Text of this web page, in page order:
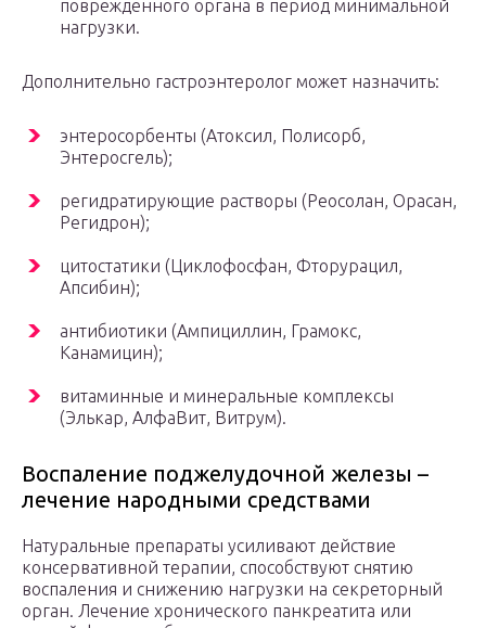
поврежденного органа в период минимальной
нагрузки.
Дополнительно гастроэнтеролог может назначить:
энтеросорбенты (Атоксил, Полисорб,
Энтеросгель);
регидратирующие растворы (Реосолан, Орасан,
Регидрон);
цитостатики (Циклофосфан, Фторурацил,
Апсибин);
антибиотики (Ампициллин, Грамокс,
Канамицин);
витаминные и минеральные комплексы
(Элькар, АлфаВит, Витрум).
Воспаление поджелудочной железы –
лечение народными средствами
Натуральные препараты усиливают действие
консервативной терапии, способствуют снятию
воспаления и снижению нагрузки на секреторный
орган. Лечение хронического панкреатита или